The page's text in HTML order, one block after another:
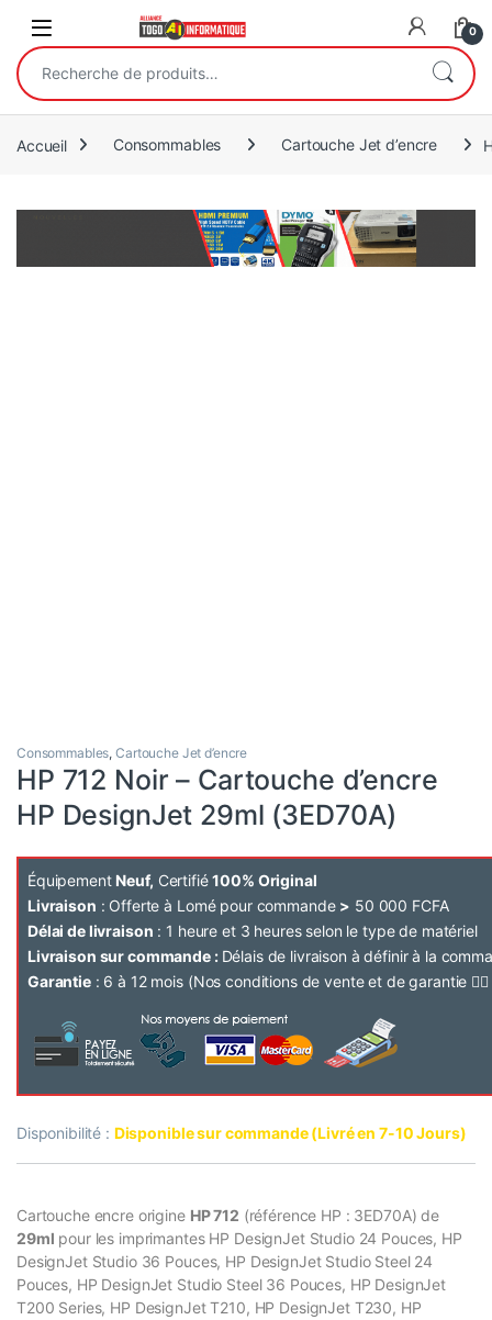
Open 0
Recherche pour :
Accueil Consommables Cartouche Jet d’encre
Consommables,Cartouche Jet d’encre
HP 712 Noir – Cartouche d’encre
HP DesignJet 29ml (3ED70A)
Équipement Neuf, Certifié100% Original
Livraison : Offerte à Lomé pour commande > 50 000 FCFA
Délai de livraison : 1 heure et 3 heures selon le type de matériel
Livraison sur commande : Délais de livraison à définir à la
Garantie: 6 à 12 mois (Nos conditions de vente et de garantie 👉🏽
Disponibilité : Disponible sur commande (Livré en 7-10 Jours)
Cartouche encre origine HP 712 (référence HP : 3ED70A) de
29ml pour les imprimantes HP DesignJet Studio 24 Pouces, HP
DesignJet Studio 36 Pouces, HP DesignJet Studio Steel 24
Pouces, HP DesignJet Studio Steel 36 Pouces, HP DesignJet
T200 Series, HP DesignJet T210, HP DesignJet T230, HP